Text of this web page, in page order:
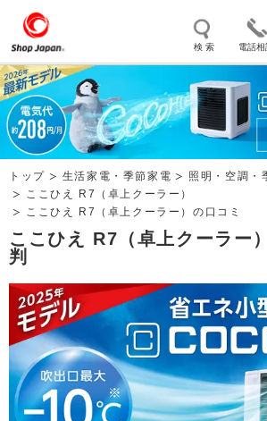
検 索 電話相
トゥルースリーパー ソイリッチ
掃除機 クッキングプロ
エアコン オーラルスマ
トップ 生活家電・季節家電
照明・空調・
ここひえ R7（卓上クーラー）
ここひえ R7（卓上クーラー）の口コミ
ここひえ R7（卓上クーラー
判